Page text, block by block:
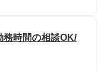
務時間の相談OK/